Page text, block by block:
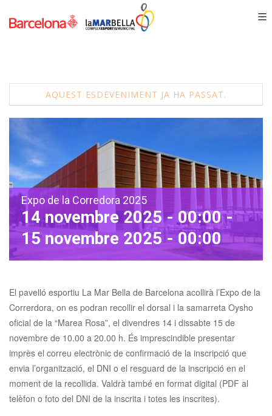
AQUEST ESDEVENIMENT JA HA PASSAT.
Expo de la Corredora 2025
14 novembre 2025 - 00:00-
15 novembre 2025 - 00:00
El pavelló esportiu La Mar Bella de Barcelona acollirà l’Expo de la
Correrdora, on es podran recollir el dorsal i la samarreta Oysho
oficial de la “Marea Rosa”, el divendres 14 i dissabte 15 de
novembre de 10.00 a 20.00 h. És imprescindible presentar
imprès el correu electrònic de confirmació de la inscripció que
envia l’organització, el DNI o el resguard de la inscripció en el
moment de la recollida. Valdrà també en format digital (PDF al
telèfon o foto del DNI de la inscrita i totes les inscrites).